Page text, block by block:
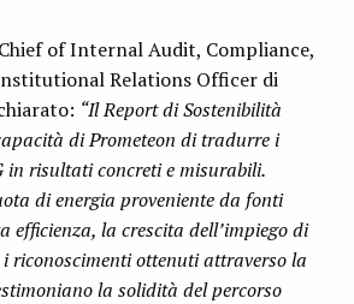
of Internal Audit, Compliance,
Relations Officer di
“Il Report di Sostenibilità
di Prometeon di tradurre i
in risultati concreti e misurabili.
di energia proveniente da fonti
efficienza, la crescita dell’impiego di
riconoscimenti ottenuti attraverso la
la solidità del percorso